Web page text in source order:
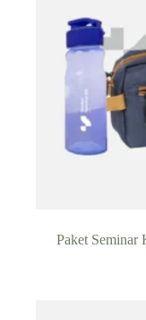
Paket Seminar